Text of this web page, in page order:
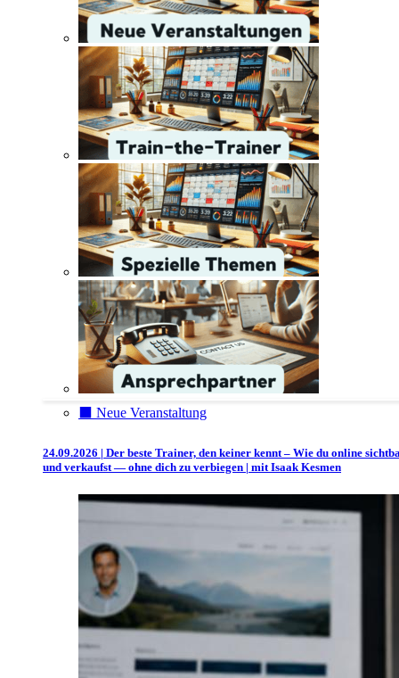
⬛️ Neue Veranstaltung
24.09.2026 | Der beste Trainer, den keiner kennt – Wie du online
und verkaufst — ohne dich zu verbiegen | mit Isaak Kesmen